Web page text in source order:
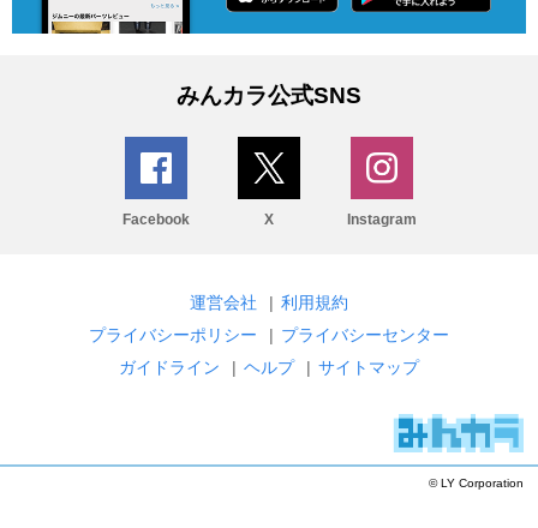
みんカラ公式SNS
Facebook X Instagram
運営会社 | 利用規約
プライバシーポリシー
| プライバシーセンター
ガイドライン
| ヘルプ | サイトマップ
© LY Corporation